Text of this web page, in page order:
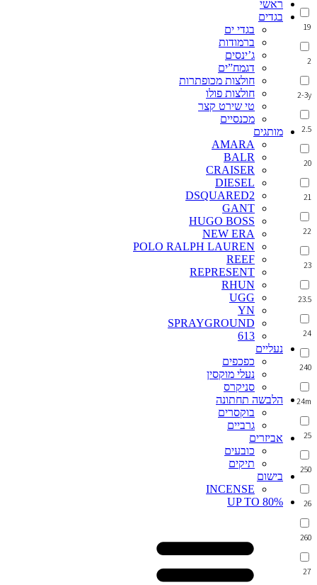
19
2
2-3y
2.5
20
21
22
23
23.5
24
240
24m
25
250
26
260
27
ראשי
בגדים
בגדי ים
ברמודות
ג’ינסים
דגמח”ים
חולצות מכופתרות
חולצות פולו
טי שירט קצר
מכנסיים
מותגים
AMARA
BALR
CRAISER
DIESEL
DSQUARED2
GANT
HUGO BOSS
NEW ERA
POLO RALPH LAUREN
REEF
REPRESENT
RHUN
UGG
YN
SPRAYGROUND
613
נעליים
כפכפים
נעלי מוקסין
סניקרס
הלבשה תחתונה
בוקסרים
גרביים
אביזרים
כובעים
תיקים
בישום
INCENSE
UP TO 80%